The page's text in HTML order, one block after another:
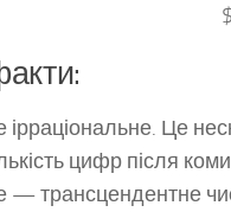
ірраціональне. Це
цифр після
— трансцендентне